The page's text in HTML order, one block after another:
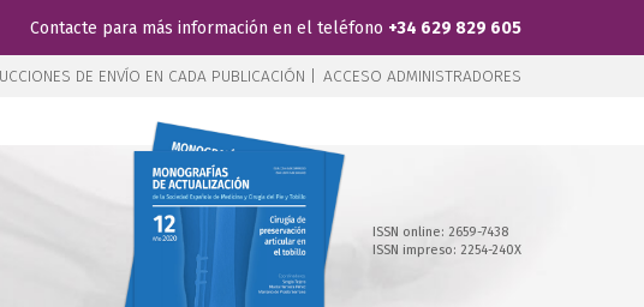
Contacte para más información en el teléfono +34 629 829 605
DE ENVÍO EN CADA PUBLICACIÓN | ACCESO ADMINISTRADORES
ISSN online: 2659-7438
ISSN impreso: 2254-240X